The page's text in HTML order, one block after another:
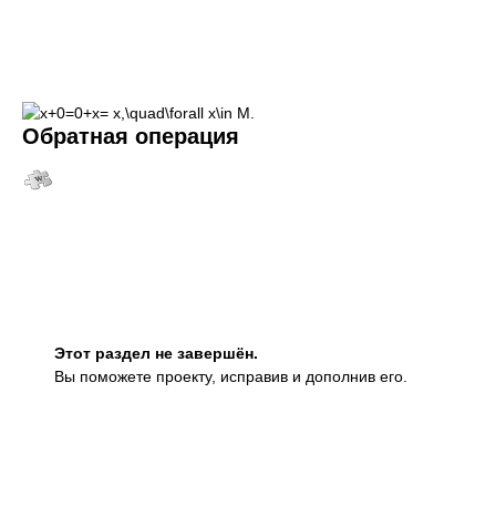
Обратная операция
Этот раздел не завершён.
Вы поможете проекту, исправив и дополнив его.